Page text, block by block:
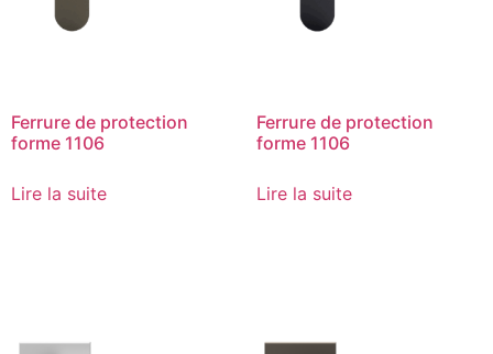
Ferrure de protection
forme 1106
Lire la suite
Ferrure de protection
forme 1106
Lire la suite